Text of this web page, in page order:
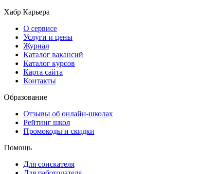
Хабр Карьера
О сервисе
Услуги и цены
Журнал
Каталог вакансий
Каталог курсов
Карта сайта
Контакты
Образование
Отзывы об онлайн-школах
Рейтинг школ
Промокоды и скидки
Помощь
Для соискателя